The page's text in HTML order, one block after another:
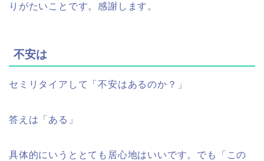
りがたいことです。感謝します。
不安は
セミリタイアして「不安はあるのか？」
答えは「ある」
具体的にいうととても居心地はいいです。でも「この